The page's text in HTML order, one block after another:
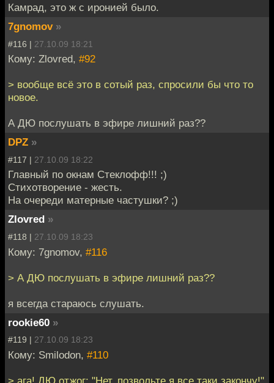
Камрад, это ж с иронией было.
7gnomov »
#116 | 27.10.09 18:21
Кому: Zlovred, #92
> вообще всё это в сотый раз, спросили бы что то
новое.
А ДЮ послушать в эфире лишний раз??
DPZ »
#117 | 27.10.09 18:22
Главный по окнам Стеклофф!!! ;)
Стихотворение - жесть.
На очереди матерные частушки? ;)
Zlovred »
#118 | 27.10.09 18:23
Кому: 7gnomov, #116
> А ДЮ послушать в эфире лишний раз??
я всегда стараюсь слушать.
rookie60 »
#119 | 27.10.09 18:23
Кому: Smilodon, #110
> ага! ДЮ отжог: "Нет, позвольте я все таки закончу!"